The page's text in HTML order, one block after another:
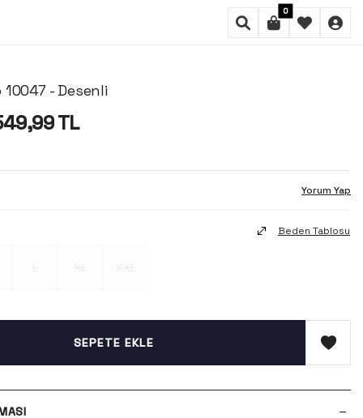
0
- Desenli
TL
Yorum Yap
Beden Tablosu
SEPETE EKLE